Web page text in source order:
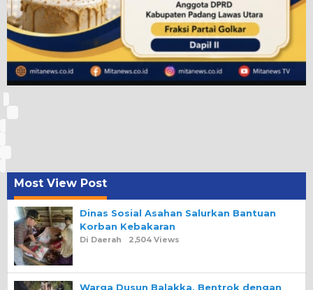
Most View Post
Dinas Sosial Asahan Salurkan Bantuan
Korban Kebakaran
Di Daerah 2,504 Views
Warga Dusun Balakka, Bentrok dengan